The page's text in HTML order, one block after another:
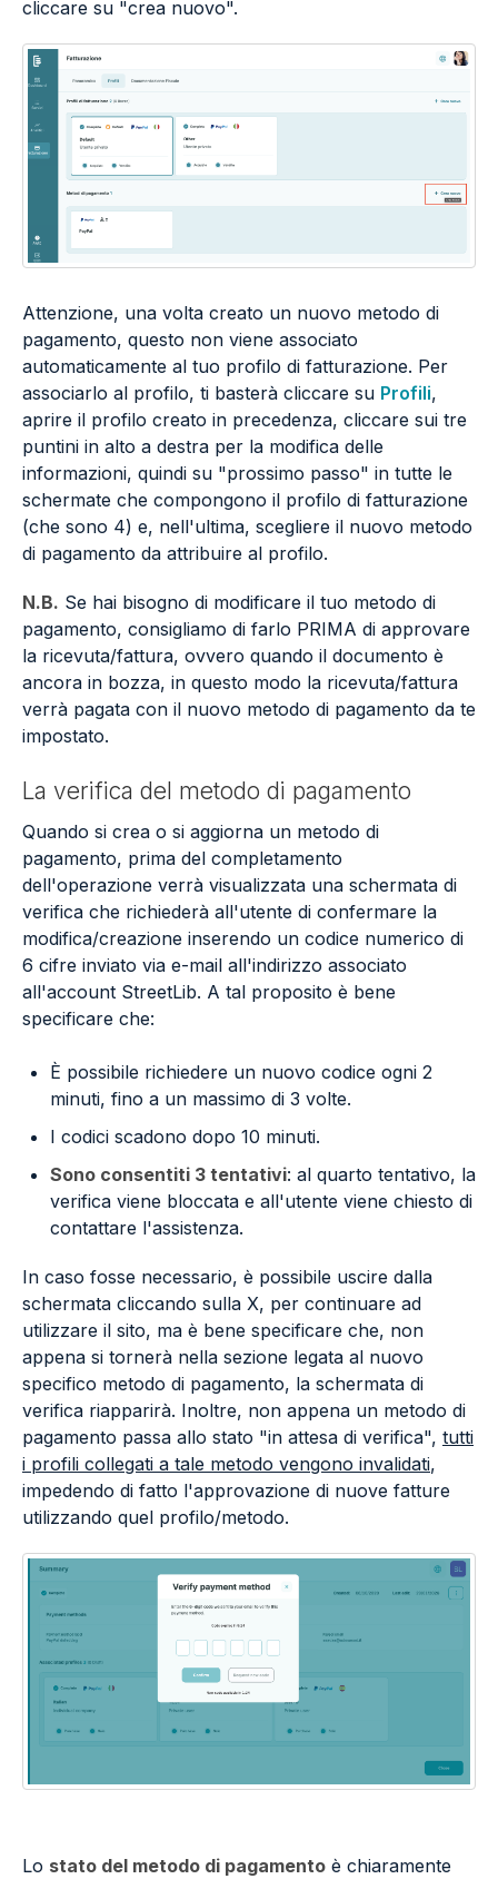
cliccare su "crea nuovo".
Attenzione, una volta creato un nuovo metodo di
pagamento, questo non viene associato
automaticamente al tuo profilo di fatturazione. Per
associarlo al profilo, ti basterà cliccare su Profili,
aprire il profilo creato in precedenza, cliccare sui tre
puntini in alto a destra per la modifica delle
informazioni, quindi su "prossimo passo" in tutte le
schermate che compongono il profilo di fatturazione
(che sono 4) e, nell'ultima, scegliere il nuovo metodo
di pagamento da attribuire al profilo.
N.B. Se hai bisogno di modificare il tuo metodo di
pagamento, consigliamo di farlo PRIMA di approvare
la ricevuta/fattura, ovvero quando il documento è
ancora in bozza, in questo modo la ricevuta/fattura
verrà pagata con il nuovo metodo di pagamento da te
impostato.
La verifica del metodo di pagamento
Quando si crea o si aggiorna un metodo di
pagamento, prima del completamento
dell'operazione verrà visualizzata una schermata di
verifica che richiederà all'utente di confermare la
modifica/creazione inserendo un codice numerico di
6 cifre inviato via e-mail all'indirizzo associato
all'account StreetLib. A tal proposito è bene
specificare che:
È possibile richiedere un nuovo codice ogni 2
minuti, fino a un massimo di 3 volte.
I codici scadono dopo 10 minuti.
Sono consentiti 3 tentativi: al quarto tentativo, la
verifica viene bloccata e all'utente viene chiesto di
contattare l'assistenza.
In caso fosse necessario, è possibile uscire dalla
schermata cliccando sulla X, per continuare ad
utilizzare il sito, ma è bene specificare che, non
appena si tornerà nella sezione legata al nuovo
specifico metodo di pagamento, la schermata di
verifica riapparirà. Inoltre, non appena un metodo di
pagamento passa allo stato "in attesa di verifica", tutti
i profili collegati a tale metodo vengono invalidati,
impedendo di fatto l'approvazione di nuove fatture
utilizzando quel profilo/metodo.
Lo stato del metodo di pagamento è chiaramente